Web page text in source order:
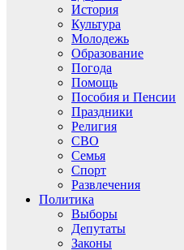
История
Культура
Молодежь
Образование
Погода
Помощь
Пособия и Пенсии
Праздники
Религия
СВО
Семья
Спорт
Развлечения
Политика
Выборы
Депутаты
Законы